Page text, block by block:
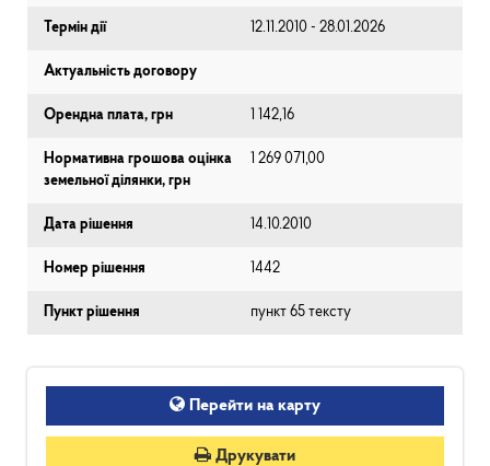
Термін дії 12.11.2010 - 28.01.2026
Актуальність договору
Орендна плата, грн 1 142,16
Нормативна грошова оцінка
земельної ділянки, грн
1 269 071,00
Дата рішення 14.10.2010
Номер рішення 1442
Пункт рішення пункт 65 тексту
Перейти на карту
Друкувати